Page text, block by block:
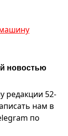
новостью
редакции 52-
нам в
по